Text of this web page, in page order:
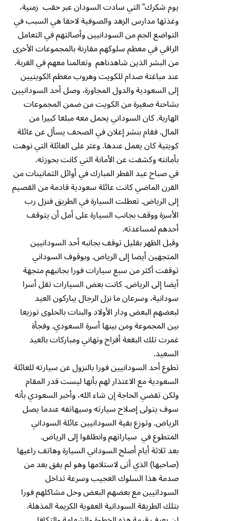
يوم شكرك” التي سادت السودان عبر حقب زمنية،
وغذتها مدارس الزهد والصوفية لاحقا هي السبب في
التواضع الجم من السودانيين وأصالتهم في التعامل
الراقي في معظم سلوكهم مقارنة بالمجموعات الأخرى
من البشر الذين شاهدناهم وتعالمنا معهم في الغربة.
عند مباغتة صدام للكويت وهروب معظم الكويتيين
إلى السعودية والدول المجاورة، وصل أحد السودانيين
بشاحنة صغيرة من الكويت من ضمن المجموعات
الهاربة. كان السوداني يحمل معه مبلغا كبيرا من
المال. فقام بنشر إعلان في الصحف يسأل عن عائلة
كويتية كان يعمل عندها. وعثر على العائلة التي نوهت
بأمانته وكشفت عن الأمانة التي كانت بحوزته.
في صباح عيد الفطر المبارك في أوائل الثمانينات من
القرن الماضي كانت عائلة سعودية قادمة من القصيم
إلى الرياض. تعطلت السيارة في الطريق فنزل رب
الأسرة ووقف بجانب السيارة على أمل أن يتوقف
أحدهم لمساعدته.
وقبل الظهر بقليل توقف بجانبه أحد السودانيين
المتجهين أيضا إلى الرياض. وبوقوف السوداني
توقفت أكثر من سبع سيارات فورا بجانبهم متجهة
أيضا إلى الرياض. كانت بعض السيارات تقل أسرا
سودانية، وسرعان ما نزل الرجال يباركون العيد
لبعضهم البعض ودار الأولاد والبنات بالحلوى توزيعا
بين المجموعة ومن بينها أسرة السعودي. وفجأة
غمرت تلك البقعة أفراح وتهاني ومباركات بالعيد
السعيد.
تطوع أحد السودانيين فورا بالنزول عن سيارته للعائلة
السعودية مع الاعتذار لهم بأنها ليست قدر المقام
ولكن تقضي الحاجة إن شاء الله، وأخبر السعودي بأنه
سوف يتولى إصلاح سيارته وسيهاتفه عندما يصل
الرياض. وتوزع بقية السودانيين عائلة السوداني
المتطوع في سياراتهم وانطلقوا إلى الرياض.
بعد ثلاثة أيام أصلح السوداني السيارة وهاتف راعيها
(صاحبها) الذي أتى لاستلامها وهو لم يفق بعد من
صدمة هذا السلوك العجيب وسرعة تداخل
السودانيين مع بعضهم البعض وحل مشاكلهم فورا
بتلك الطريقة السودانية العفوية الكريمة المذهلة.